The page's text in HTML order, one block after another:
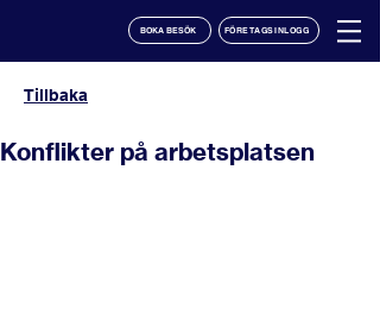
BOKA BESÖK FÖRETAGSINLOGG
Tillbaka
Konflikter på arbetsplatsen